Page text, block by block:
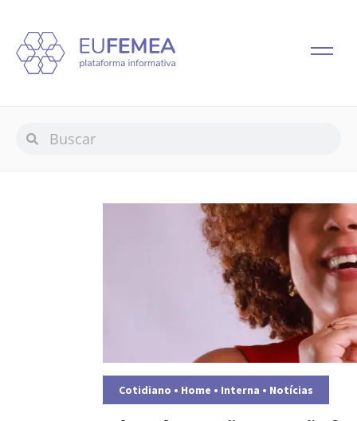
Cotidiano • Home • Interna • Notícias